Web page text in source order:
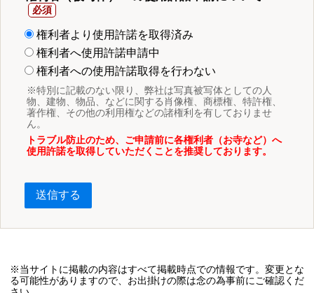
権利者より使用許諾を取得済み
権利者へ使用許諾申請中
権利者への使用許諾取得を行わない
※特別に記載のない限り、弊社は写真被写体としての人
物、建物、物品、などに関する肖像権、商標権、特許権、
著作権、その他の利用権などの諸権利を有しておりませ
ん。
トラブル防止のため、ご申請前に各権利者（お寺など）へ
使用許諾を取得していただくことを推奨しております。
送信する
※当サイトに掲載の内容はすべて掲載時点での情報です。変更とな
る可能性がありますので、お出掛けの際は念の為事前にご確認くだ